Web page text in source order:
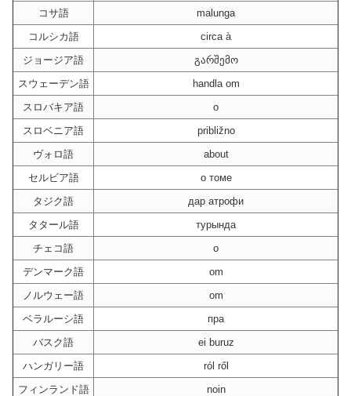
コサ語
malunga
コルシカ語
circa à
ジョージア語
გარშემო
スウェーデン語
handla om
スロバキア語
o
スロベニア語
približno
ヴォロ語
about
セルビア語
о томе
タジク語
дар атрофи
タタール語
турында
チェコ語
o
デンマーク語
om
ノルウェー語
om
ベラルーシ語
пра
バスク語
ei buruz
ハンガリー語
ról ről
フィンランド語
noin